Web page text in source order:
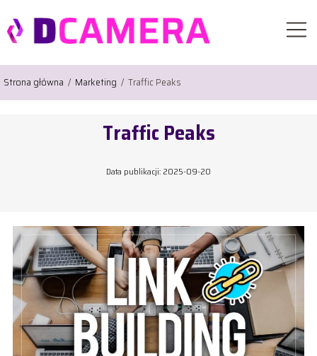
Strona główna / Marketing / Traffic Peaks
Traffic Peaks
Data publikacji: 2025-09-20